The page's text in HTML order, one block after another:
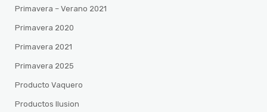
Primavera – Verano 2021
Primavera 2020
Primavera 2021
Primavera 2025
Producto Vaquero
Productos Ilusion